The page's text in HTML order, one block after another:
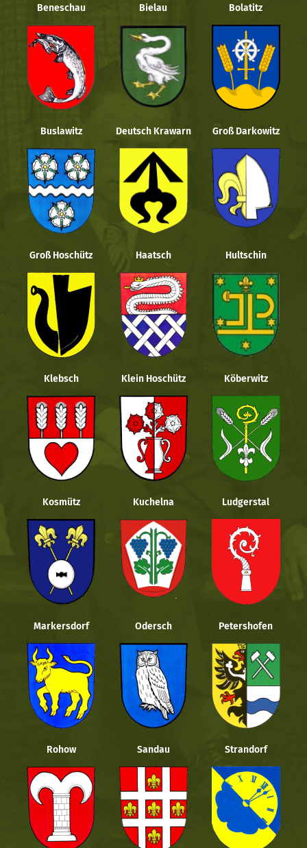
Beneschau Bielau Bolatitz
Buslawitz Deutsch Krawarn Groß Darkowitz
Groß Hoschütz Haatsch Hultschin
Klebsch Klein Hoschütz Köberwitz
Kosmütz Kuchelna Ludgerstal
Markersdorf Odersch Petershofen
Rohow Sandau Strandorf